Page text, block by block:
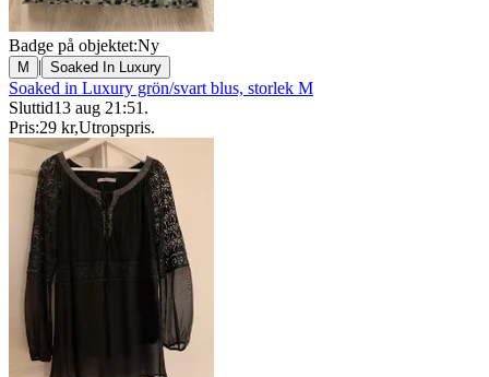
Badge på objektet:Ny
M | Soaked In Luxury
Soaked in Luxury grön/svart blus, storlek M
Sluttid13 aug 21:51 .
Pris:29 kr,Utropspris.